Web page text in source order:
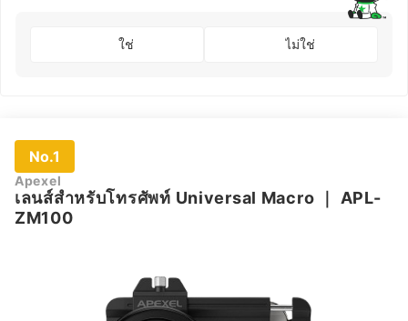
ใช่ ไม่ใช่
No.1
Apexel
เลนส์สําหรับโทรศัพท์ Universal Macro ｜ APL-
ZM100